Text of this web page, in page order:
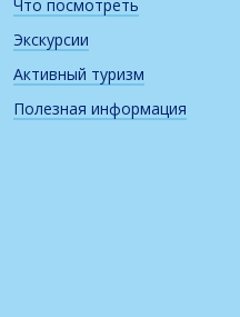
Что посмотреть
Экскурсии
Активный туризм
Полезная информация